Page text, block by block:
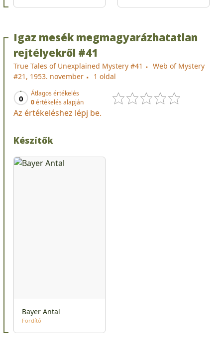
Igaz mesék megmagyarázhatatlan
rejtélyekről #41
True Tales of Unexplained Mystery #41
Web of Mystery
#21, 1953. november
1 oldal
0
Átlagos értékelés
0értékelés alapján
Az értékeléshez lépj be.
Készítők
Bayer Antal
Fordító